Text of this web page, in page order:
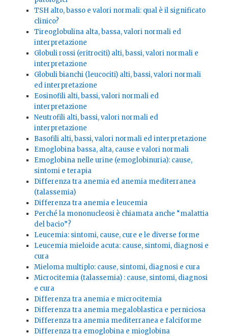
TSH alto, basso e valori normali: qual è il significato
clinico?
Tireoglobulina alta, bassa, valori normali ed
interpretazione
Globuli rossi (eritrociti) alti, bassi, valori normali e
interpretazione
Globuli bianchi (leucociti) alti, bassi, valori normali
ed interpretazione
Eosinofili alti, bassi, valori normali ed
interpretazione
Neutrofili alti, bassi, valori normali ed
interpretazione
Basofili alti, bassi, valori normali ed interpretazione
Emoglobina bassa, alta, cause e valori normali
Emoglobina nelle urine (emoglobinuria): cause,
sintomi e terapia
Differenza tra anemia ed anemia mediterranea
(talassemia)
Differenza tra anemia e leucemia
Perché la mononucleosi è chiamata anche “malattia
del bacio”?
Leucemia: sintomi, cause, cure e le diverse forme
Leucemia mieloide acuta: cause, sintomi, diagnosi e
cura
Mieloma multiplo: cause, sintomi, diagnosi e cura
Microcitemia (talassemia) : cause, sintomi, diagnosi
e cura
Differenza tra anemia e microcitemia
Differenza tra anemia megaloblastica e perniciosa
Differenza tra anemia mediterranea e falciforme
Differenza tra emoglobina e mioglobina